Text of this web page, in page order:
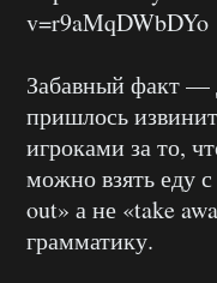
v=r9aMqDWbDYo
Забавный факт —
пришлось
игроками за то,
можно взять еду
out» а не «take
грамматику.